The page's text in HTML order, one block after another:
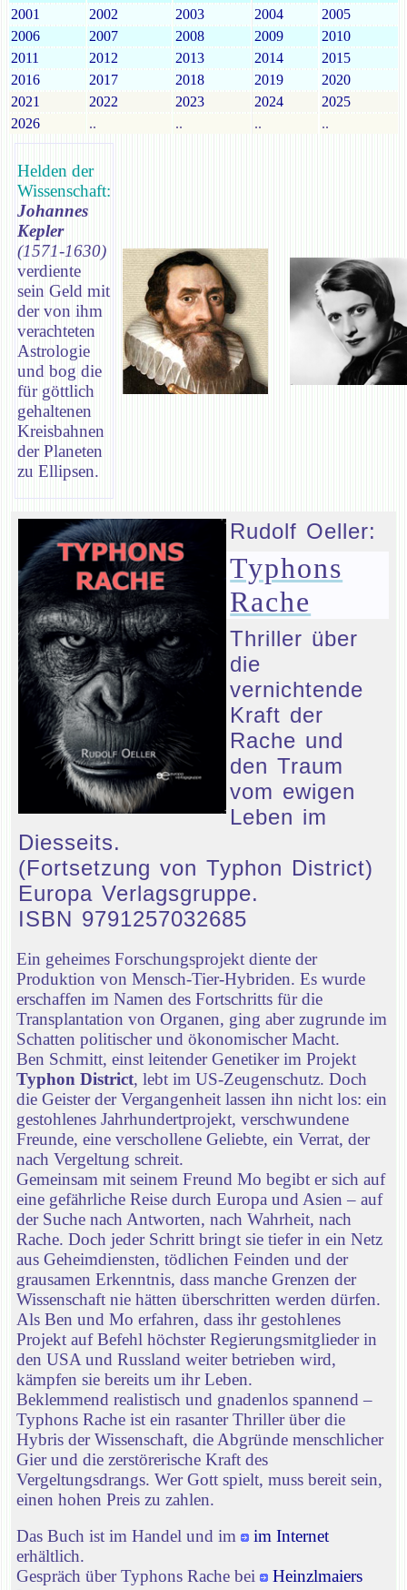
2001 2002 2003 2004
2005
2006
2007 2008 2009
2010
2011
2012 2013 2014
2015
2016
2017 2018 2019
2020
2021
2022 2023 2024
2025
2026
.. .. .. ..
Helden der
Wissenschaft:
Johannes
Kepler
(1571-1630)
verdiente
sein Geld mit
der von ihm
verachteten
Astrologie
und bog die
für göttlich
gehaltenen
Kreisbahnen
der Planeten
zu Ellipsen.
Rudolf Oeller:
Typhons
Rache
Thriller über
die
vernichtende
Kraft der
Rache und
den Traum
vom ewigen
Leben im
Diesseits.
(Fortsetzung von Typhon District)
Europa Verlagsgruppe.
ISBN 9791257032685
Ein geheimes Forschungsprojekt diente der
Produktion von Mensch-Tier-Hybriden. Es wurde
erschaffen im Namen des Fortschritts für die
Transplantation von Organen, ging aber zugrunde im
Schatten politischer und ökonomischer Macht.
Ben Schmitt, einst leitender Genetiker im Projekt
Typhon District, lebt im US-Zeugenschutz. Doch
die Geister der Vergangenheit lassen ihn nicht los: ein
gestohlenes Jahrhundertprojekt, verschwundene
Freunde, eine verschollene Geliebte, ein Verrat, der
nach Vergeltung schreit.
Gemeinsam mit seinem Freund Mo begibt er sich auf
eine gefährliche Reise durch Europa und Asien – auf
der Suche nach Antworten, nach Wahrheit, nach
Rache. Doch jeder Schritt bringt sie tiefer in ein Netz
aus Geheimdiensten, tödlichen Feinden und der
grausamen Erkenntnis, dass manche Grenzen der
Wissenschaft nie hätten überschritten werden dürfen.
Als Ben und Mo erfahren, dass ihr gestohlenes
Projekt auf Befehl höchster Regierungsmitglieder in
den USA und Russland weiter betrieben wird,
kämpfen sie bereits um ihr Leben.
Beklemmend realistisch und gnadenlos spannend –
Typhons Rache ist ein rasanter Thriller über die
Hybris der Wissenschaft, die Abgründe menschlicher
Gier und die zerstörerische Kraft des
Vergeltungsdrangs. Wer Gott spielt, muss bereit sein,
einen hohen Preis zu zahlen.
Das Buch ist im Handel und im
im Internet
erhältlich.
Gespräch über Typhons Rache bei
Heinzlmaiers